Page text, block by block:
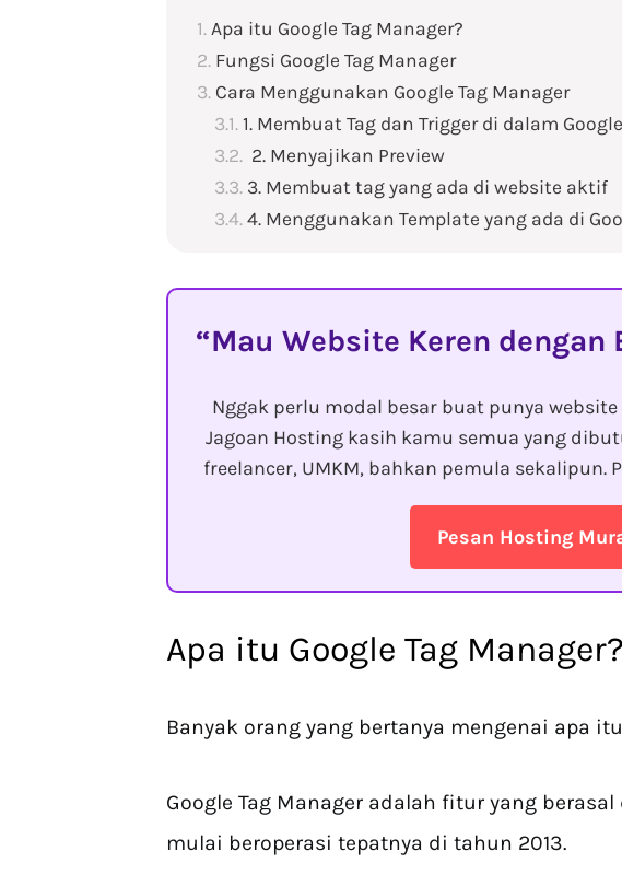
Apa itu Google Tag Manager?
Fungsi Google Tag Manager
Cara Menggunakan Google Tag Manager
1. Membuat Tag dan Trigger di dalam
2. Menyajikan Preview
3. Membuat tag yang ada di website aktif
4. Menggunakan Template yang ada di
Mau Website Keren dengan
Nggak perlu modal besar buat punya
Jagoan Hosting kasih kamu semua yang
freelancer, UMKM, bahkan pemula sekalipun.
Pesan Hosting
Apa itu Google Tag Manager?
Banyak orang yang bertanya mengenai apa
Google Tag Manager adalah fitur yang
mulai beroperasi tepatnya di tahun 2013.